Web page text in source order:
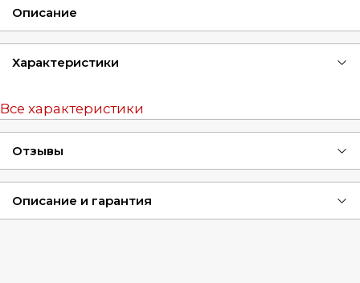
Описание
Характеристики
Все характеристики
Отзывы
Описание и гарантия